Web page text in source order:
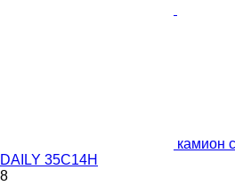
камион
DAILY 35C14H
8